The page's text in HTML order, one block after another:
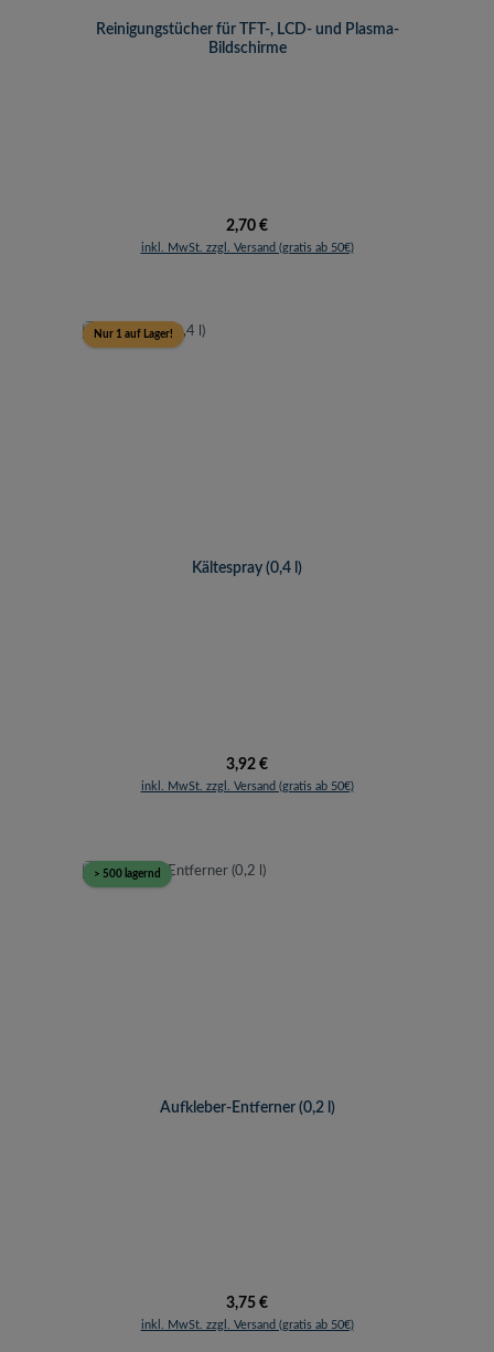
Reinigungstücher für TFT-, LCD- und Plasma-
Bildschirme
Regulärer Preis:
2,70 €
inkl. MwSt. zzgl. Versand (gratis ab 50€)
Nur 1 auf Lager!
Kältespray (0,4 l)
Regulärer Preis:
3,92 €
inkl. MwSt. zzgl. Versand (gratis ab 50€)
> 500 lagernd
Aufkleber-Entferner (0,2 l)
Regulärer Preis:
3,75 €
inkl. MwSt. zzgl. Versand (gratis ab 50€)